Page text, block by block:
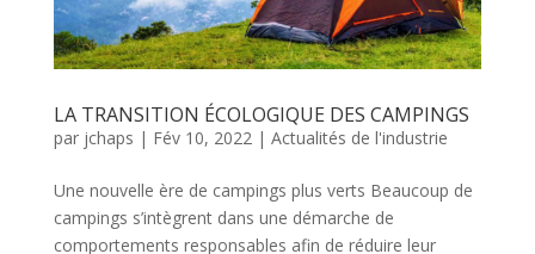
LA TRANSITION ÉCOLOGIQUE DES CAMPINGS
par jchaps | Fév 10, 2022| Actualités de l'industrie
Une nouvelle ère de campings plus verts Beaucoup de
campings s’intègrent dans une démarche de
comportements responsables afin de réduire leur